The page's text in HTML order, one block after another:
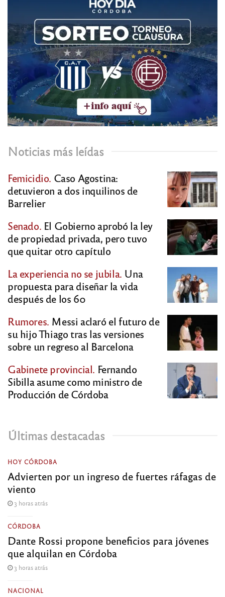
Noticias más leídas
Femicidio. Caso Agostina:
detuvieron a dos inquilinos de
Barrelier
Senado. El Gobierno aprobó la ley
de propiedad privada, pero tuvo
que quitar otro capítulo
La experiencia no se jubila. Una
propuesta para diseñar la vida
después de los 60
Rumores. Messi aclaró el futuro de
su hijo Thiago tras las versiones
sobre un regreso al Barcelona
Gabinete provincial. Fernando
Sibilla asume como ministro de
Producción de Córdoba
Últimas destacadas
HOY CÓRDOBA
Advierten por un ingreso de fuertes ráfagas de
viento
3 horas atrás
CÓRDOBA
Dante Rossi propone beneficios para jóvenes
que alquilan en Córdoba
3 horas atrás
NACIONAL